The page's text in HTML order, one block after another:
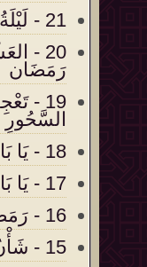
21 - لَيْلَةُ الْقَدْرِ
20 -
رَمَضَان
19 -
السَّحُورِ
18 - يَا بَاغِيَ الشَّرِّ أَقْصِرْ
17 - يَا بَاغِيَ الْخَيْرِ أَقْبِلْ
16 - رَمَضَانُ شَهْرُ الدُّعَاء
15 - شَأْنُ الصَّلَاةِ فِي رَمَضَان